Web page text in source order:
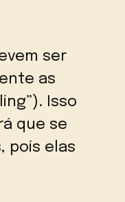
ser
as
Isso
que se
pois elas